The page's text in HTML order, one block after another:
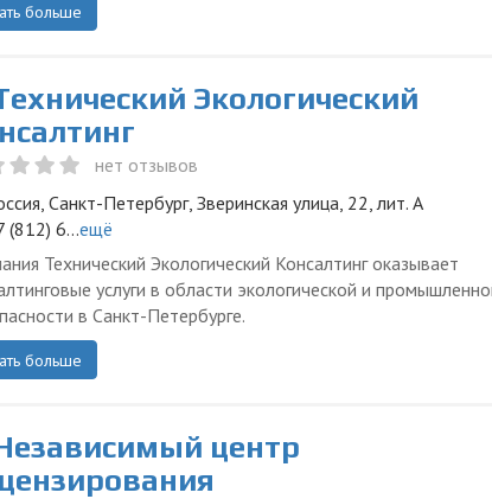
больше
Экологический
нет отзывов
Санкт-Петербург, Зверинская улица, 22, лит. А
(812) 6...ещё
Технический Экологический Консалтинг оказывает
услуги в области экологической и
в Санкт-Петербурге.
больше
центр